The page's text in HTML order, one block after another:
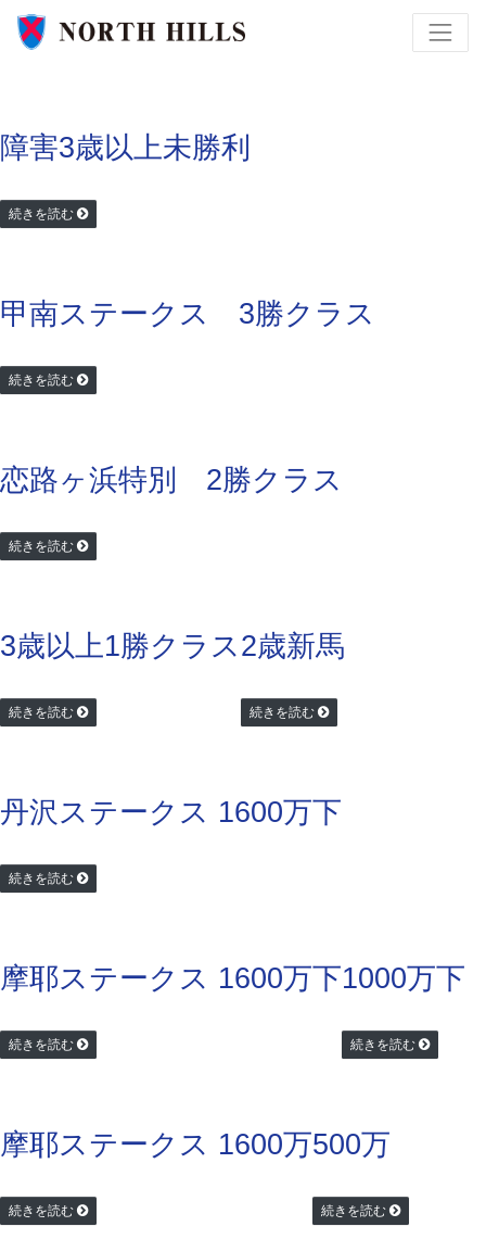
障害3歳以上未勝利
続きを読む
甲南ステークス 3勝クラス
続きを読む
恋路ヶ浜特別 2勝クラス
続きを読む
3歳以上1勝クラス
続きを読む
2歳新馬
続きを読む
丹沢ステークス 1600万下
続きを読む
摩耶ステークス 1600万下
続きを読む
1000万下
続きを読む
摩耶ステークス 1600万
続きを読む
500万
続きを読む